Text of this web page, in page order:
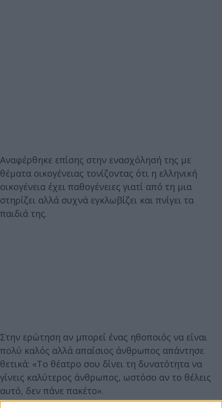
Αναφέρθηκε επίσης στην ενασχόλησή της με
θέματα οικογένειας τονίζοντας ότι η ελληνική
οικογένεια έχει παθογένειες γιατί από τη μια
στηρίζει αλλά συχνά εγκλωβίζει και πνίγει τα
παιδιά της.
Στην ερώτηση αν μπορεί ένας ηθοποιός να είναι
πολύ καλός αλλά απαίσιος άνθρωπος απάντησε
θετικά: «Το θέατρο σου δίνει τη δυνατότητα να
γίνεις καλύτερος άνθρωπος, ωστόσο αν το θέλεις
αυτό, δεν πάνε πακέτο».